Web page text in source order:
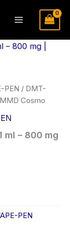
Main
Menu
PEN / DMT-
Cosmo
ml – 800 mg
PEN